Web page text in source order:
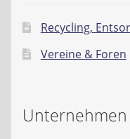
Recycling,
Vereine & Foren
Unternehmen